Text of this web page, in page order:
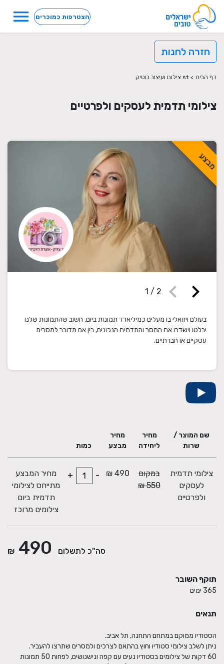
הצטרפות כמוכרים menu
חזרה לחנות
דף הבית > st צילום ועיצוב בוטיק
צילומי תדמית לעסקים ולפרטיים
מבצע
chevron_right
chevron_left
1 / 2
בעולם ויזואלי בו מעלים כמיליארד תמונות ביום, חשוב שהתמונות שלנו
יבלטו וישדרו את המסר והתדמית הנכונים, בין אם מדובר למסרים
עסקיים או חברתיים.
שם המוצר /
שרות
מחיר
ליחידה
מחיר
מבצע
כמות
צילומי תדמית
לעסקים
ולפרטיים
במקום
550 ₪
490 ₪
-
+
מחיר המבצע
מתייחס לצילומי
תדמית ביום
צילומים מרוכז
סה"כ לתשלום 490
₪
תוקף השובר
365 ימים
תנאים
60 דקות של צילומים בסטודיו נעים עם קפה ונישנושים, לפחות 50 תמונות